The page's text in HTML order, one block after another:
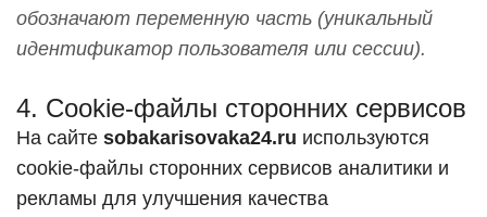
обозначают переменную часть (уникальный
идентификатор пользователя или сессии).
4. Cookie-файлы сторонних сервисов
На сайте sobakarisovaka24.ru используются
cookie-файлы сторонних сервисов аналитики и
рекламы для улучшения качества